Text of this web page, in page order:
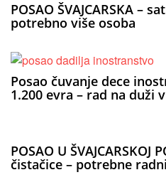
POSAO ŠVAJCARSKA –
potrebno više osoba
Posao čuvanje dece
1.200 evra – rad na duži
POSAO U ŠVAJCARSKOJ
čistačice – potrebne